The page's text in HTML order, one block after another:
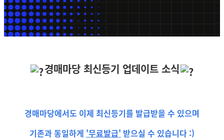
경매마당 최신등기 업데이트 소식
경매마당에서도 이제 최신등기를 발급받을 수 있으며
기존과 동일하게 '무료발급' 받으실 수 있습니다 :)